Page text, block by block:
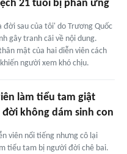
21 tuổi bị phản ứng
đời sau của tôi' do Trương Quốc
gây tranh cãi về nội dung.
mật của hai diễn viên cách
người xem khó chịu.
làm tiểu tam giật
đời không dám sinh con
viên nổi tiếng nhưng cô lại
tiểu tam bị người đời chê bai.